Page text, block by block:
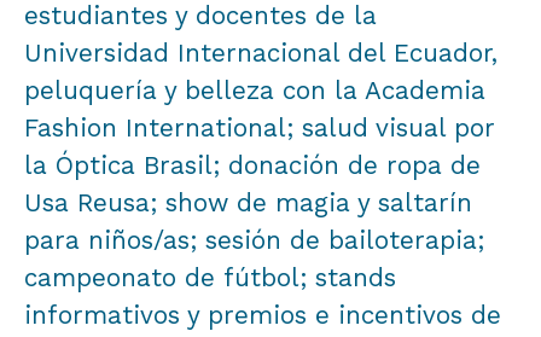
estudiantes y docentes de la
Universidad Internacional del Ecuador,
peluquería y belleza con la Academia
Fashion International; salud visual por
la Óptica Brasil; donación de ropa de
Usa Reusa; show de magia y saltarín
para niños/as; sesión de bailoterapia;
campeonato de fútbol; stands
informativos y premios e incentivos de